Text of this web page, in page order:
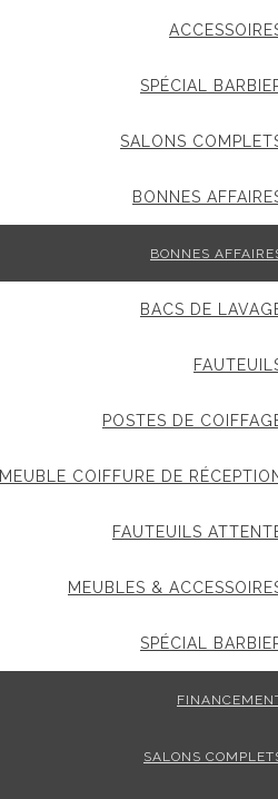
SPÉCIAL
SALONS
BONNES
BONNES
BACS DE
POSTES DE
MEUBLE COIFFURE DE
FAUTEUILS
MEUBLES &
SPÉCIAL
SALONS